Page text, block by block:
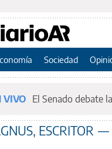
Sociedad
VIVO El Senado debate
ESCRITOR —